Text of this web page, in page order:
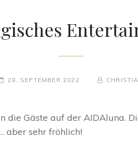
28. SEPTEMBER 2022
BY
BYLINE
die Gäste auf der AIDAluna.
aber sehr fröhlich!